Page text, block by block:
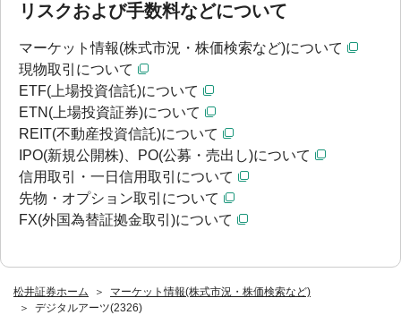
松井証券ホーム
マーケット情報(株式市況・株価検索など)
デジタルアーツ(2326)
リスクおよび手数料などについて
マーケット情報(株式市況・株価検索など)について
現物取引について
ETF(上場投資信託)について
ETN(上場投資証券)について
REIT(不動産投資信託)について
IPO(新規公開株)、PO(公募・売出し)について
信用取引・一日信用取引について
先物・オプション取引について
FX(外国為替証拠金取引)について